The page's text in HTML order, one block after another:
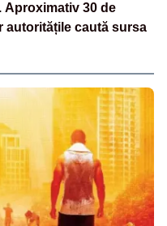
Aproximativ 30 de
autoritățile caută sursa